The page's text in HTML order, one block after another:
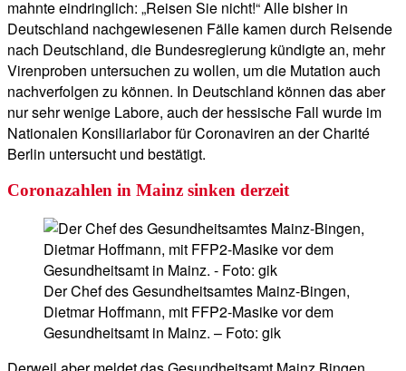
mahnte eindringlich: „Reisen Sie nicht!“ Alle bisher in
Deutschland nachgewiesenen Fälle kamen durch Reisende
nach Deutschland, die Bundesregierung kündigte an, mehr
Virenproben untersuchen zu wollen, um die Mutation auch
nachverfolgen zu können. In Deutschland können das aber
nur sehr wenige Labore, auch der hessische Fall wurde im
Nationalen Konsiliarlabor für Coronaviren an der Charité
Berlin untersucht und bestätigt.
Coronazahlen in Mainz sinken derzeit
Der Chef des Gesundheitsamtes Mainz-Bingen,
Dietmar Hoffmann, mit FFP2-Masike vor dem
Gesundheitsamt in Mainz. – Foto: gik